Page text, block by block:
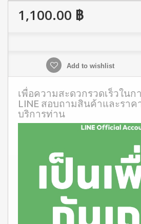
1,100.00 ฿
Add to wishlist
เพื่อความสะดวกรวดเร็วในก
LINE สอบถามสินค้าและราค
บริการท่าน